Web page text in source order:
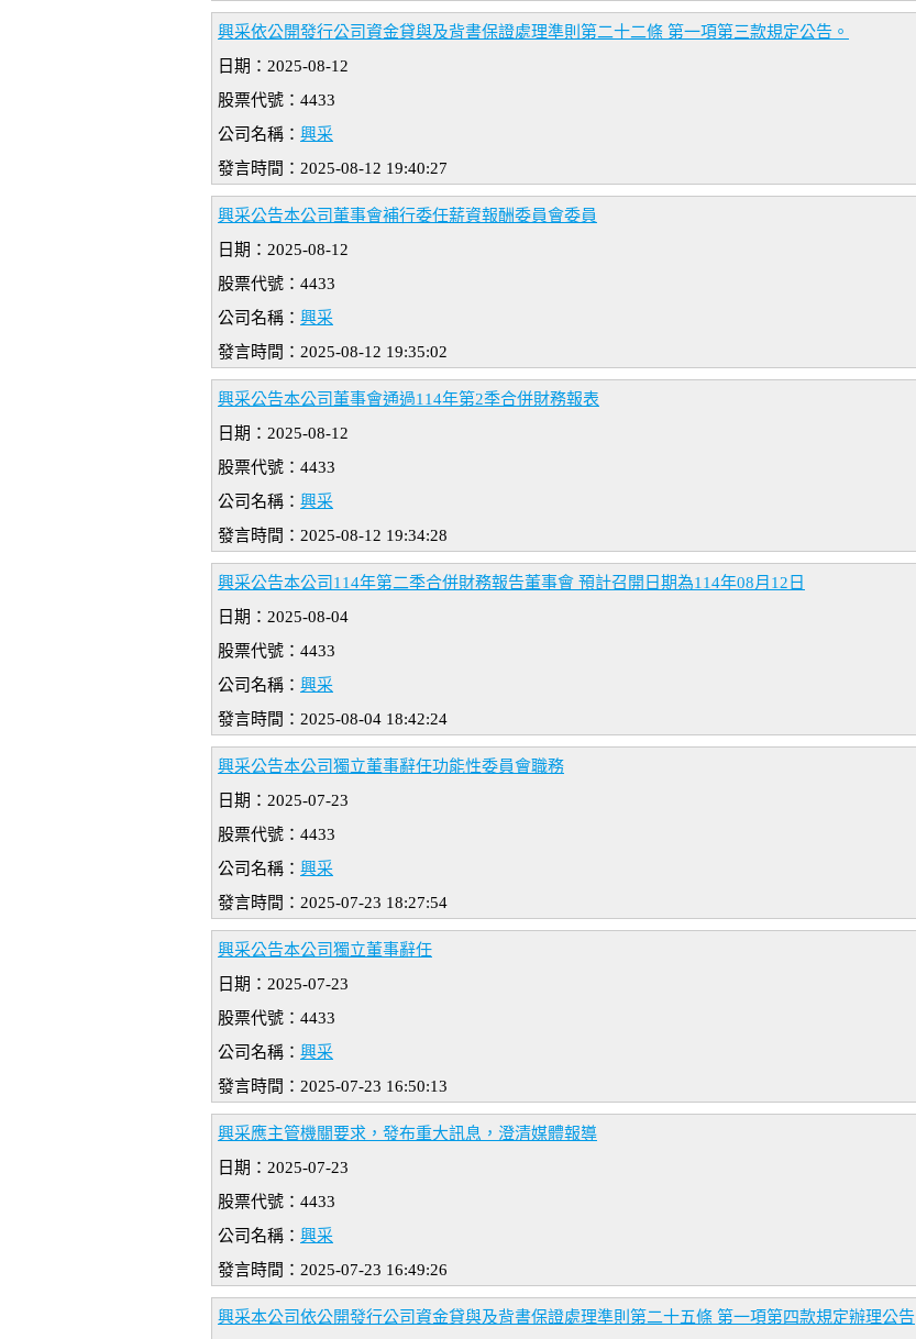
興采依公開發行公司資金貸與及背書保證處理準則第二十二條 第一項第三款規定公告。
日期：2025-08-12
股票代號：4433
公司名稱： 興采
發言時間：2025-08-12 19:40:27
興采公告本公司董事會補行委任薪資報酬委員會委員
日期：2025-08-12
股票代號：4433
公司名稱： 興采
發言時間：2025-08-12 19:35:02
興采公告本公司董事會通過114年第2季合併財務報表
日期：2025-08-12
股票代號：4433
公司名稱： 興采
發言時間：2025-08-12 19:34:28
興采公告本公司114年第二季合併財務報告董事會 預計召開日期為114年08月12日
日期：2025-08-04
股票代號：4433
公司名稱： 興采
發言時間：2025-08-04 18:42:24
興采公告本公司獨立董事辭任功能性委員會職務
日期：2025-07-23
股票代號：4433
公司名稱： 興采
發言時間：2025-07-23 18:27:54
興采公告本公司獨立董事辭任
日期：2025-07-23
股票代號：4433
公司名稱： 興采
發言時間：2025-07-23 16:50:13
興采應主管機關要求，發布重大訊息，澄清媒體報導
日期：2025-07-23
股票代號：4433
公司名稱： 興采
發言時間：2025-07-23 16:49:26
興采本公司依公開發行公司資金貸與及背書保證處理準則第二十五條 第一項第四款規定辦理公告